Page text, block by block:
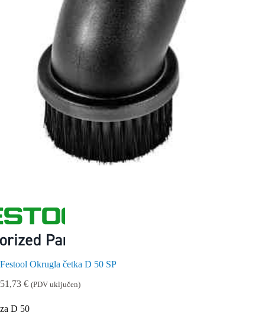
Festool Okrugla četka D 50 SP
51,73 € (PDV uključen)
za D 50